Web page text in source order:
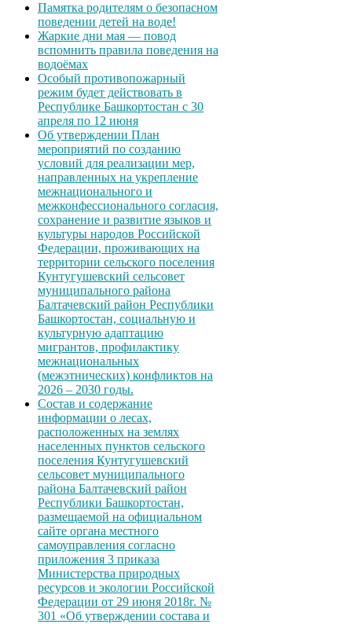
Памятка родителям о безопасном
поведении детей на воде!
Жаркие дни мая — повод
вспомнить правила поведения на
водоёмах
Особый противопожарный
режим будет действовать в
Республике Башкортостан с 30
апреля по 12 июня
Об утверждении План
мероприятий по созданию
условий для реализации мер,
направленных на укрепление
межнационального и
межконфессионального согласия,
сохранение и развитие языков и
культуры народов Российской
Федерации, проживающих на
территории сельского поселения
Кунтугушевский сельсовет
муниципального района
Балтачевский район Республики
Башкортостан, социальную и
культурную адаптацию
мигрантов, профилактику
межнациональных
(межэтнических) конфликтов на
2026 – 2030 годы.
Состав и содержание
информации о лесах,
расположенных на землях
населенных пунктов сельского
поселения Кунтугушевский
сельсовет муниципального
района Балтачевский район
Республики Башкортостан,
размещаемой на официальном
сайте органа местного
самоуправления согласно
приложения 3 приказа
Министерства природных
ресурсов и экологии Российской
Федерации от 29 июня 2018г. №
301 «Об утверждении состава и